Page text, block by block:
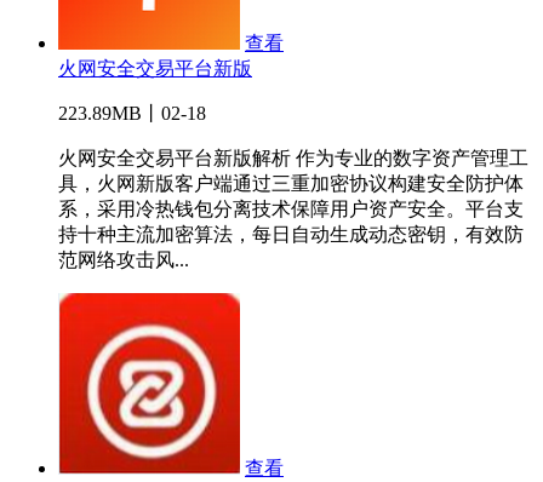
查看
火网安全交易平台新版
223.89MB丨02-18
火网安全交易平台新版解析 作为专业的数字资产管理工
具，火网新版客户端通过三重加密协议构建安全防护体
系，采用冷热钱包分离技术保障用户资产安全。平台支
持十种主流加密算法，每日自动生成动态密钥，有效防
范网络攻击风...
查看